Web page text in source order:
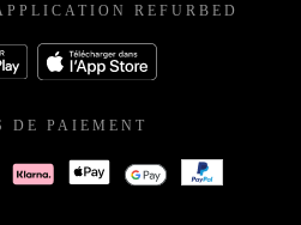
REFURBED
DE PAIEMENT